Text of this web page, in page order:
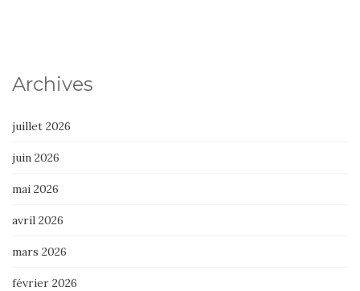
Archives
juillet 2026
juin 2026
mai 2026
avril 2026
mars 2026
février 2026